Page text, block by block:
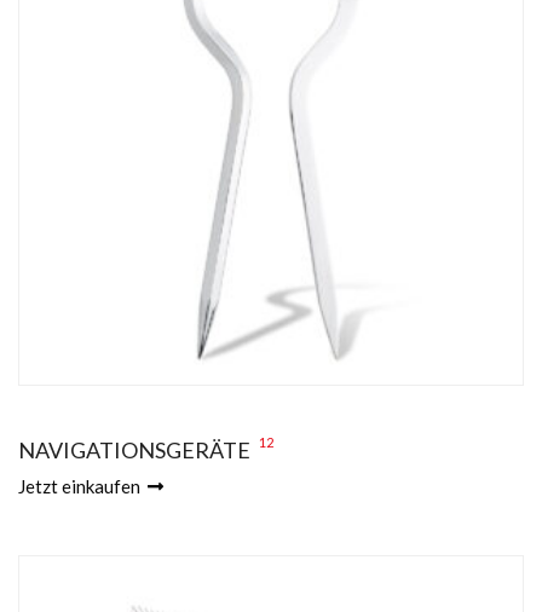
NAVIGATIONSGERÄTE 12
Jetzt einkaufen